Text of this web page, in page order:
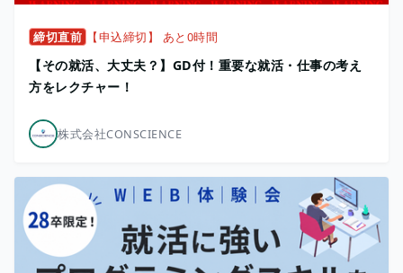
締切直前 【申込締切】 あと0時間
【その就活、大丈夫？】GD付！重要な就活・仕事の考え
方をレクチャー！
株式会社CONSCIENCE